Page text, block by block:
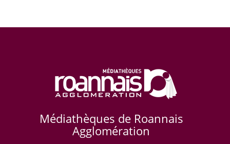
Médiathèques de Roannais
Agglomération